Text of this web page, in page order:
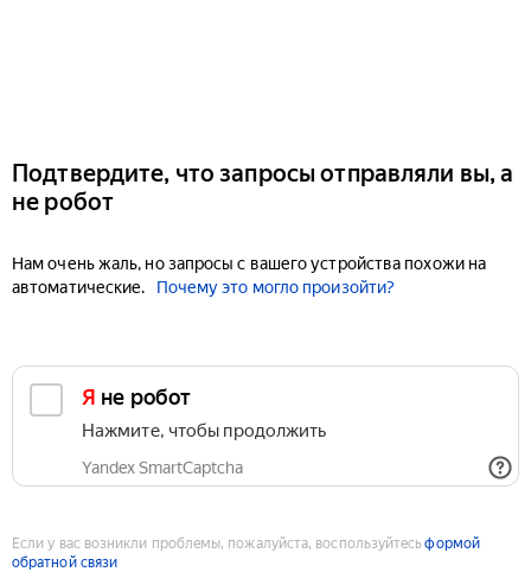
Подтвердите, что запросы отправляли вы, а
не робот
Нам очень жаль, но запросы с вашего устройства похожи на
автоматические.
Почему это могло произойти?
Я не робот
Нажмите, чтобы продолжить
Yandex SmartCaptcha
Если у вас возникли проблемы, пожалуйста, воспользуйтесьформой
обратной связи